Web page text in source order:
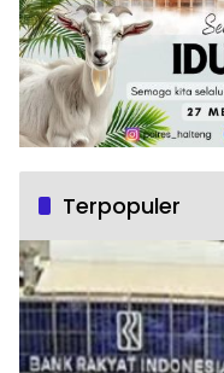
Terpopuler